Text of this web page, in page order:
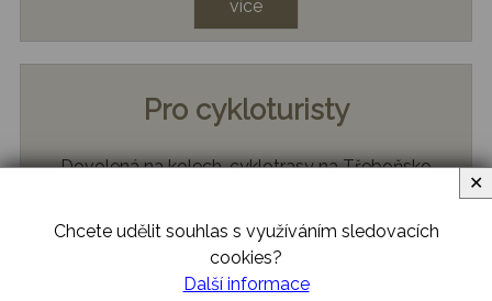
více
Pro cykloturisty
Dovolená na kolech, cyklotrasy na Třeboňsko
Chcete udělit souhlas s využíváním sledovacích
cookies?
Další informace
✕